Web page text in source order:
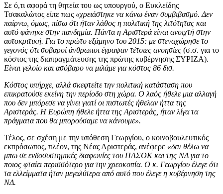
Σε ό,τι αφορά τη θητεία του ως υπουργού, ο Ευκλείδης
Τσακαλώτος είπε πως «χρειάστηκε να κάνω έναν συμβιβασμό. Δεν
παίρνω, όμως, πίσω ότι ήταν λάθος η πολιτική της λιτότητας και
αυτό φάνηκε στην πανδημία. Πάντα η Αριστερά είναι ανοιχτή στην
αυτοκριτική. Για το πρώτο εξάμηνο του 2015: με στεναχώρησε το
γεγονός ότι σοβαροί άνθρωποι έγραψαν τέτοιες ανοησίες (σ.σ. για το
κόστος της διαπραγμάτευσης της πρώτης κυβέρνησης ΣΥΡΙΖΑ).
Είναι γελοίο και ασόβαρο να μιλάμε για κόστος 86 δισ.
Κόστος υπήρχε, αλλά σκεφτείτε την πολιτική κατάσταση που
επικρατούσε εκείνη την περίοδο στη χώρα. Ο λαός ήθελε μια αλλαγή
που δεν μπόρεσε να γίνει γιατί οι πιστωτές ήθελαν ήττα της
Αριστεράς. Η Ευρώπη ήθελε ήττα της Αριστεράς, ήταν λίγα τα
πράγματα που θα μπορούσαμε να κάνουμε».
Τέλος, σε σχέση με την υπόθεση Γεωργίου, ο κοινοβουλευτικός
εκπρόσωπος, πλέον, της Νέας Αριστεράς, ανέφερε «δεν θέλω να
μπω σε ενδοσυστημικές διαφωνίες του ΠΑΣΟΚ και της ΝΔ για το
ποιος φταίει περισσότερο για την χρεοκοπία. Ο κ. Γεωργίου έλεγε ότι
τα ελλείμματα ήταν μεγαλύτερα από αυτό που έλεγε η κυβέρνηση της
ΝΔ.